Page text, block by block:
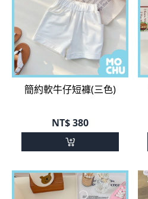
簡約軟牛仔短褲(三色)
NT$380